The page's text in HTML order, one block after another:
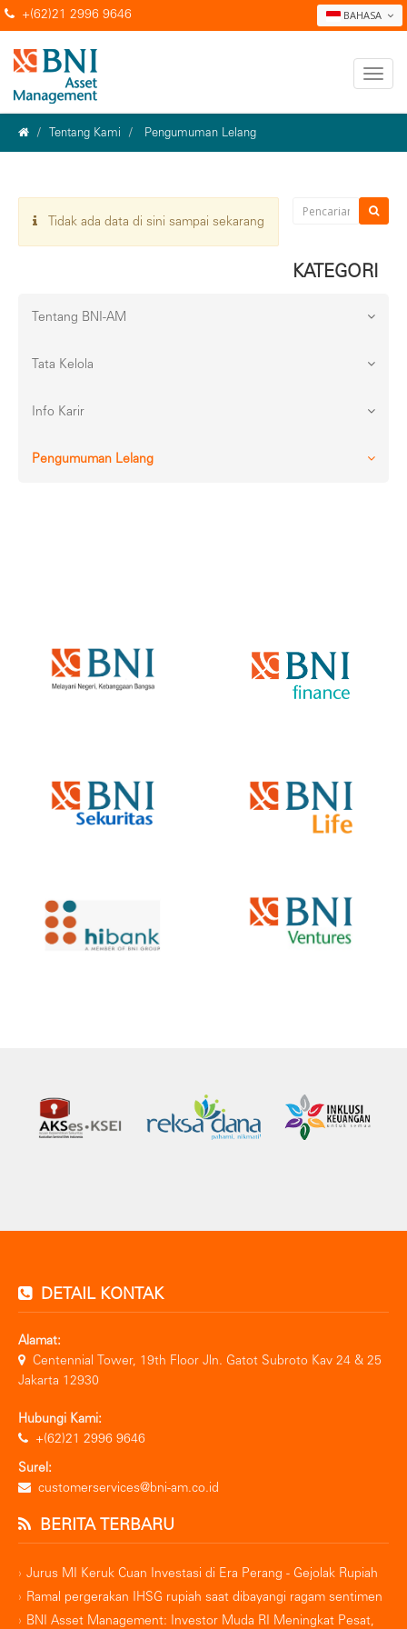
BAHASA
+(62)21 2996 9646
Tentang Kami Pengumuman Lelang
Tidak ada data di sini sampai sekarang
KATEGORI
Tentang BNI-AM
Tata Kelola
Info Karir
Pengumuman Lelang
DETAIL KONTAK
Alamat:
Centennial Tower, 19th Floor Jln. Gatot Subroto Kav 24 & 25
Jakarta 12930
Hubungi Kami:
+(62)21 2996 9646
Surel:
customerservices@bni-am.co.id
BERITA TERBARU
Jurus MI Keruk Cuan Investasi di Era Perang - Gejolak Rupiah
Ramal pergerakan IHSG rupiah saat dibayangi ragam sentimen
BNI Asset Management: Investor Muda RI Meningkat Pesat,